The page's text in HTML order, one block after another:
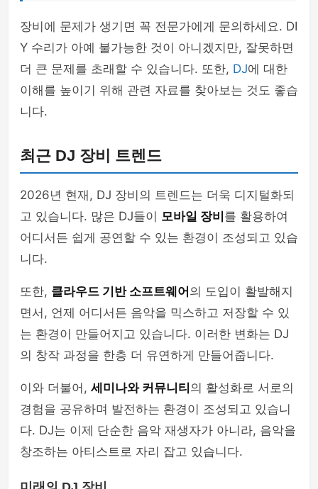
장비에 문제가 생기면 꼭 전문가에게 문의하세요. DI
Y 수리가 아예 불가능한 것이 아니겠지만, 잘못하면
더 큰 문제를 초래할 수 있습니다. 또한, DJ에 대한
이해를 높이기 위해 관련 자료를 찾아보는 것도 좋습
니다.
최근 DJ 장비 트렌드
2026년 현재, DJ 장비의 트렌드는 더욱 디지털화되
고 있습니다. 많은 DJ들이 모바일 장비 를 활용하여
어디서든 쉽게 공연할 수 있는 환경이 조성되고 있습
니다.
또한, 클라우드 기반 소프트웨어 의 도입이 활발해지
면서, 언제 어디서든 음악을 믹스하고 저장할 수 있
는 환경이 만들어지고 있습니다. 이러한 변화는 DJ
의 창작 과정을 한층 더 유연하게 만들어줍니다.
이와 더불어, 세미나와 커뮤니티 의 활성화로 서로의
경험을 공유하며 발전하는 환경이 조성되고 있습니
다. DJ는 이제 단순한 음악 재생자가 아니라, 음악을
창조하는 아티스트로 자리 잡고 있습니다.